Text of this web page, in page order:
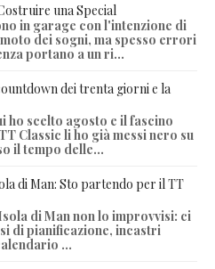
una Special
in garage con l'intenzione di
dei sogni, ma spesso errori
portano a un ri...
dei trenta giorni e la
ho scelto agosto e il fascino
Classic li ho già messi nero su
il tempo delle...
di Man: Sto partendo per il TT
di Man non lo improvvisi: ci
di pianificazione, incastri
...